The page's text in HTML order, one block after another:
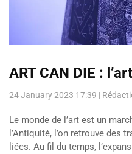
ART CAN DIE :
24 January 2023 17:39 |
Le monde de l’art est un
l’Antiquité, l’on retrouve des
liées. Au fil du temps,